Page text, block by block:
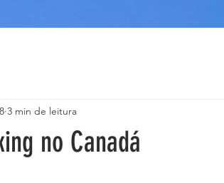
no Canadá
3 min de leitura